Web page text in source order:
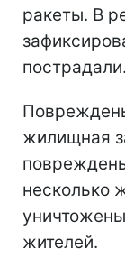
ракеты. В
пострадали.
жилищная
несколько
жителей.